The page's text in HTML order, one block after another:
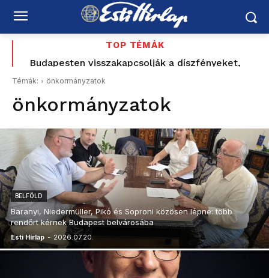
TOP TÉMÁK
Budapesten visszakapcsolják a díszfényeket,
Romániában továbbra is súlyos az energiahelyzet
Magyar Pétert és a Tiszát is meghívná Tusványosra
Témák: önkormányzatok
önkormányzatok
BELFÖLD
Baranyi, Niedermüller, Pikó és Soproni közösen lépne: több
rendőrt kérnek Budapest belvárosába
Esti Hírlap - 2026.07.20.